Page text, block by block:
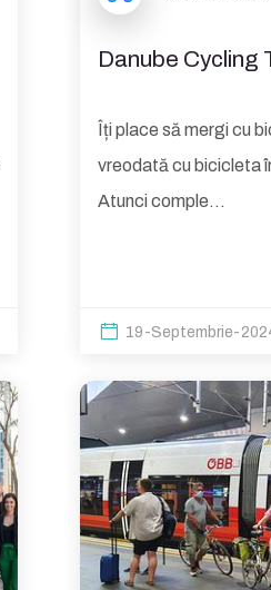
Danube Cycling
Îți place să mergi cu
vreodată cu bicicleta
Atunci comple...
19-Septembrie-